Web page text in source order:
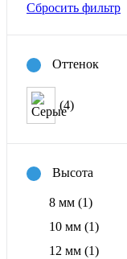
Сбросить фильтр
Оттенок
(4)
Высота
8 мм (1)
10 мм (1)
12 мм (1)